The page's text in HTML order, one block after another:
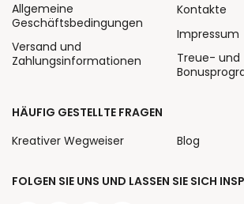
FOLGEN SIE UNS UND LASSEN SIE SICH
Allgemeine
Geschäftsbedingungen
Versand und
Zahlungsinformationen
Kontakte
Impressum
Treue- und
HÄUFIG GESTELLTE FRAGEN
Kreativer Wegweiser
Blog